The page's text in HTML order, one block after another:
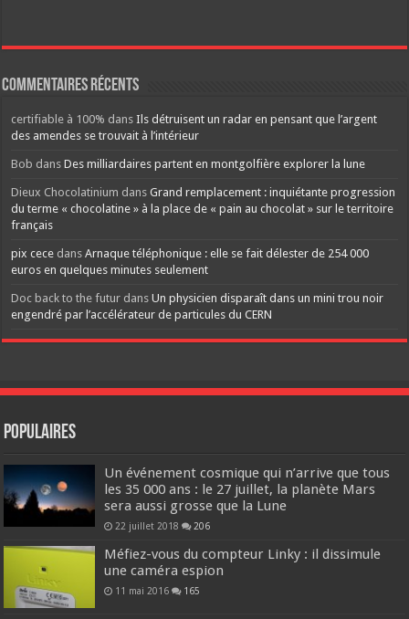
Commentaires récents
certifiable à 100% dansIls détruisent un radar en pensant que l’argent
des amendes se trouvait à l’intérieur
Bob dansDes milliardaires partent en montgolfière explorer la lune
Dieux Chocolatinium dansGrand remplacement : inquiétante progression
du terme « chocolatine » à la place de « pain au chocolat » sur le territoire
français
pix cece dansArnaque téléphonique : elle se fait délester de 254 000
euros en quelques minutes seulement
Doc back to the futur dansUn physicien disparaît dans un mini trou noir
engendré par l’accélérateur de particules du CERN
Populaires
Un événement cosmique qui n’arrive que tous
les 35 000 ans : le 27 juillet, la planète Mars
sera aussi grosse que la Lune
22 juillet 2018 206
Méfiez-vous du compteur Linky : il dissimule
une caméra espion
11 mai 2016 165